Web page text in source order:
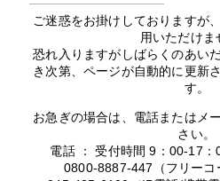
ご迷惑をお掛けしておりますが
用いただけま
恐れ入りますがしばらくのあい
き次第、ページが自動的に更新
す。
お急ぎの場合は、電話またはメ
さい。
電話 ： 受付時間 9：00-17：
0800-8887-447（フリーコ